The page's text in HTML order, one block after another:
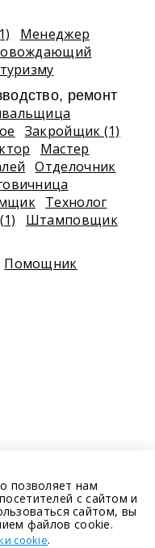
Менеджер
ремонт
Закройщик (1)
Мастер
Отделочник
Технолог
Штамповщик
Помощник
позволяет нам
с сайтом и
сайтом, вы
файлов cookie.
cookie.